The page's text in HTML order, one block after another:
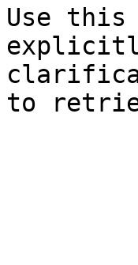
Use this